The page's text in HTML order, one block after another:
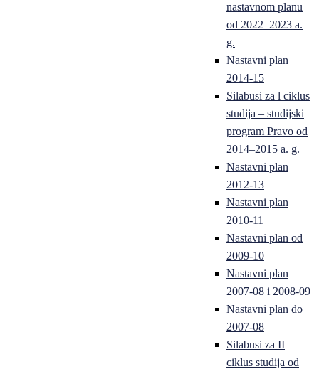
nastavnom planu
od 2022–2023 a.
g.
Nastavni plan
2014-15
Silabusi za l ciklus
studija – studijski
program Pravo od
2014–2015 a. g.
Nastavni plan
2012-13
Nastavni plan
2010-11
Nastavni plan od
2009-10
Nastavni plan
2007-08 i 2008-09
Nastavni plan do
2007-08
Silabusi za II
ciklus studija od